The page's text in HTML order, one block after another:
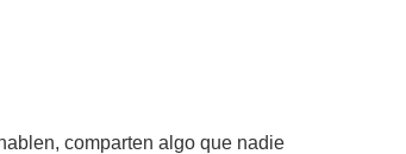
comparten algo que nadie